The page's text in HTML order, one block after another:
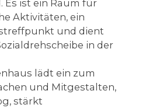
Es ist ein Raum für
Aktivitäten, ein
und dient
in der
lädt ein zum
und Mitgestalten,
stärkt